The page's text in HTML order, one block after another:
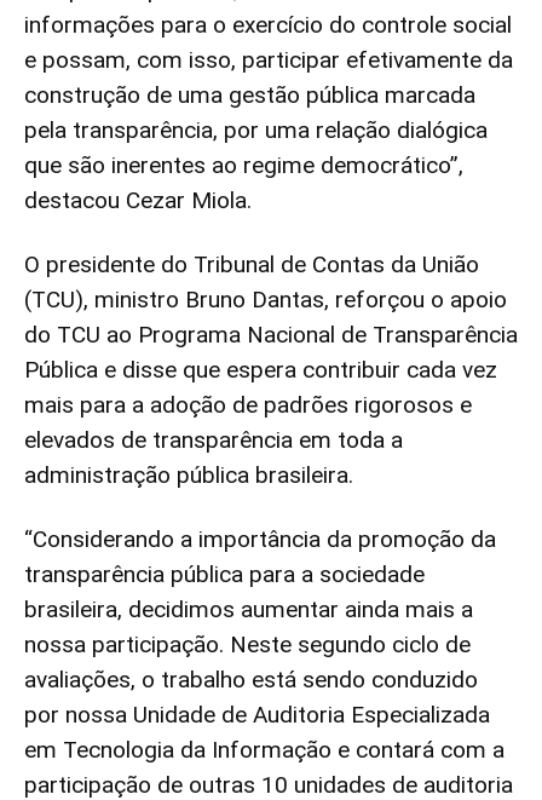
informações para o exercício do controle social
e possam, com isso, participar efetivamente da
construção de uma gestão pública marcada
pela transparência, por uma relação dialógica
que são inerentes ao regime democrático”,
destacou Cezar Miola.
O presidente do Tribunal de Contas da União
(TCU), ministro Bruno Dantas, reforçou o apoio
do TCU ao Programa Nacional de Transparência
Pública e disse que espera contribuir cada vez
mais para a adoção de padrões rigorosos e
elevados de transparência em toda a
administração pública brasileira.
“Considerando a importância da promoção da
transparência pública para a sociedade
brasileira, decidimos aumentar ainda mais a
nossa participação. Neste segundo ciclo de
avaliações, o trabalho está sendo conduzido
por nossa Unidade de Auditoria Especializada
em Tecnologia da Informação e contará com a
participação de outras 10 unidades de auditoria